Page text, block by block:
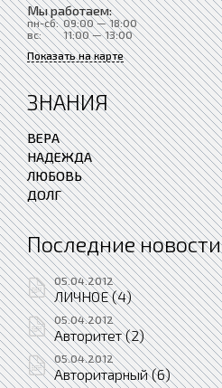
Мы работаем:
пн-сб: 09:00 — 18:00
вс:
11:00 — 13:00
Показать на карте
ЗНАНИЯ
ВЕРА
НАДЕЖДА
ЛЮБОВЬ
ДОЛГ
Последние новости
05.04.2012
ЛИЧНОЕ (4)
05.04.2012
Авторитет (2)
05.04.2012
Авторитарный (6)